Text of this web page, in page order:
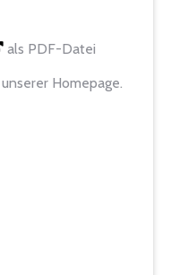
als PDF-Datei
Homepage.